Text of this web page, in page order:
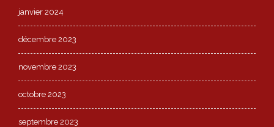
janvier 2024
décembre 2023
novembre 2023
octobre 2023
septembre 2023